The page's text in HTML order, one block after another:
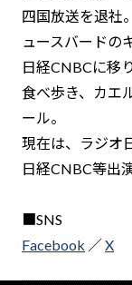
四国放送を退社
ュースバードの
日経CNBCに移
食べ歩き、カエ
ール。
現在は、ラジオ
日経CNBC等出
■SNS
Facebook ／X